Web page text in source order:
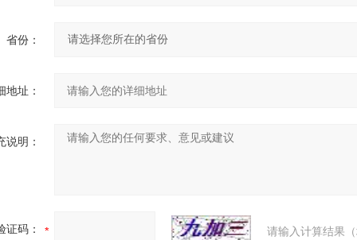
省份：
地址：
说明：
证码： 请输入计算结果